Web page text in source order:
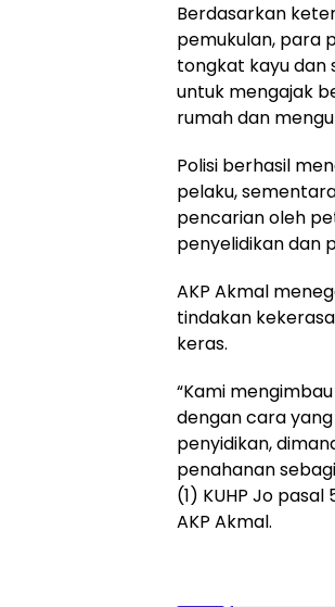
Berdasarkan
pemukulan, para
tongkat kayu dan
untuk mengajak
rumah dan
Polisi berhasil
pelaku,
pencarian oleh
penyelidikan dan
AKP Akmal
tindakan
keras.
“Kami
dengan cara
penyidikan,
penahanan
(1) KUHP Jo
AKP Akmal.